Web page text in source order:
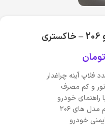
تومان
آینه چراغدار
و کم مصرف
خودرو
های ۲۰۶
خودرو